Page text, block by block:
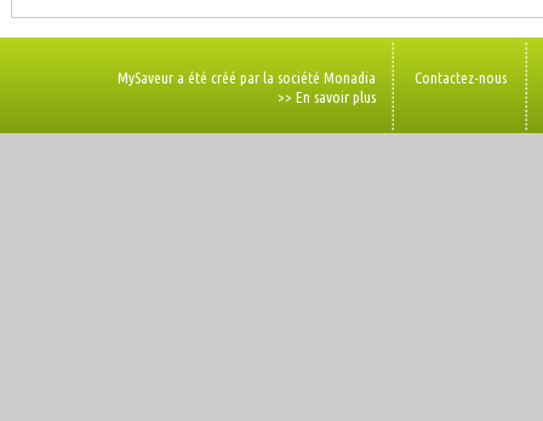
MySaveur a été créé par la société Monadia
>> En savoir plus
Contactez-nous